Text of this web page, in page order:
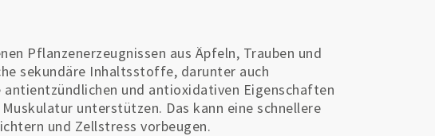
Pflanzenerzeugnissen aus Äpfeln, Trauben und
sekundäre Inhaltsstoffe, darunter auch
und antioxidativen Eigenschaften
unterstützen. Das kann eine schnellere
und Zellstress vorbeugen.